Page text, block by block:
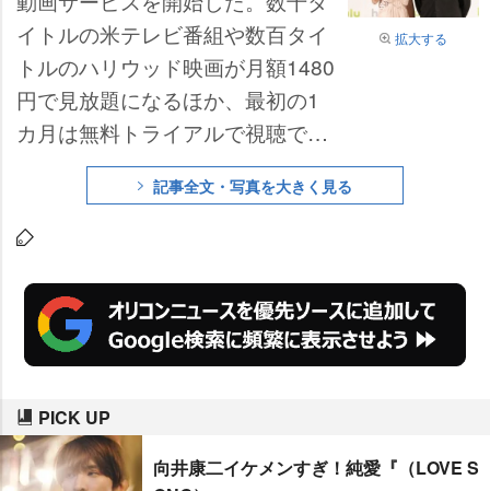
拡大する
イトルの米テレビ番組や数百タイ
トルのハリウッド映画が月額1480
円で見放題になるほか、最初の1
カ月は無料トライアルで視聴でき
るキャンペーンを実施する。な
お、同日に行われた会見にはHulu
のジェイソン・カイラーCEOのほ
場し、“日本上陸”を盛り上げた。
記事全文・写真を大きく見る
PICK UP
向井康二イケメンすぎ！純愛『（LOVE S